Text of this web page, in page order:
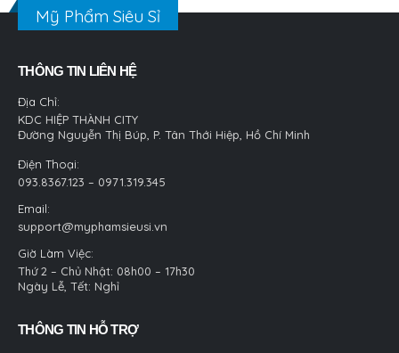
Mỹ Phẩm Siêu Sỉ
THÔNG TIN LIÊN HỆ
Địa Chỉ:
KDC HIỆP THÀNH CITY
Đường Nguyễn Thị Búp, P. Tân Thới Hiệp, Hồ Chí Minh
Điện Thoại:
093.8367.123 – 0971.319.345
Email:
support@myphamsieusi.vn
Giờ Làm Việc:
Thứ 2 – Chủ Nhật: 08h00 – 17h30
Ngày Lễ, Tết: Nghỉ
THÔNG TIN HỖ TRỢ